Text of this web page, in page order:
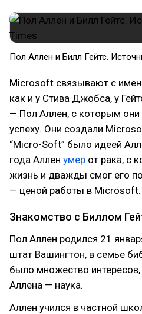
Пол Аллен и Билл Гейтс.
Microsoft связывают с
как и у Стива Джобса, у
— Пол Аллен, с которым
успеху. Они создали
“Micro-Soft” было идеей
года Аллен умер от рака, с
жизнь и дважды смог его
— ценой работы в Microsoft.
Знакомство с Биллом
Пол Аллен родился 21
штат Вашингтон, в семье
было множество
Аллена — наука.
Аллен учился в частной